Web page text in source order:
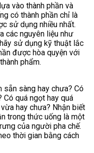
vào thành phần và
có thành phần chỉ là
sử dụng nhiều nhất.
các nguyên liệu như
sử dụng kỹ thuật lắc
được hòa quyện với
phẩm.
sẵn sàng hay chưa? Có
Có quá ngọt hay quá
hay chưa? Nhận biết
trong thức uống là một
của người pha chế.
thời gian bằng cách